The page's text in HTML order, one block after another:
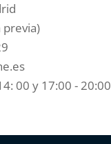
previa)
00 y 17:00 - 20:00